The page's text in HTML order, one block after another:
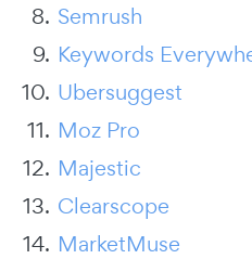
Semrush
Keywords
Ubersuggest
Moz Pro
Majestic
Clearscope
MarketMuse